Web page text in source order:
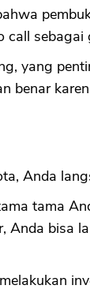
call
yang
benar
Anda
tama
Anda bisa